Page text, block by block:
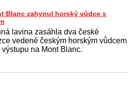
Blanc zahynul horský vůdce s
lavina zasáhla dva české
vedené českým horským vůdcem
výstupu na Mont Blanc.